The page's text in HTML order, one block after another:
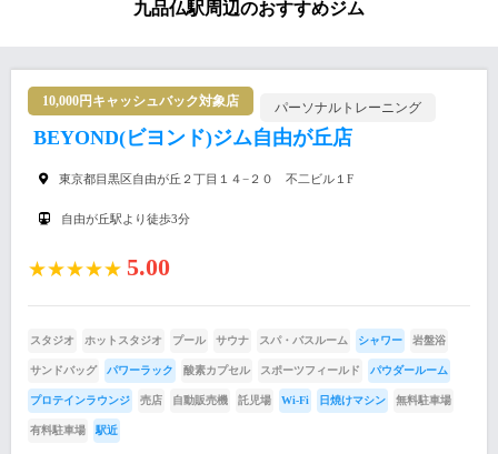
九品仏駅周辺のおすすめジム
10,000円キャッシュバック対象店 パーソナルトレーニング
BEYOND(ビヨンド)ジム自由が丘店
東京都目黒区自由が丘２丁目１４−２０ 不二ビル１F
自由が丘駅より徒歩3分
★★★★★ 5.00
スタジオ ホットスタジオ プール サウナ スパ・バスルーム シャワー 岩盤浴
サンドバッグ パワーラック 酸素カプセル スポーツフィールド パウダールーム
プロテインラウンジ 売店 自動販売機 託児場 Wi-Fi 日焼けマシン 無料駐車場
有料駐車場 駅近